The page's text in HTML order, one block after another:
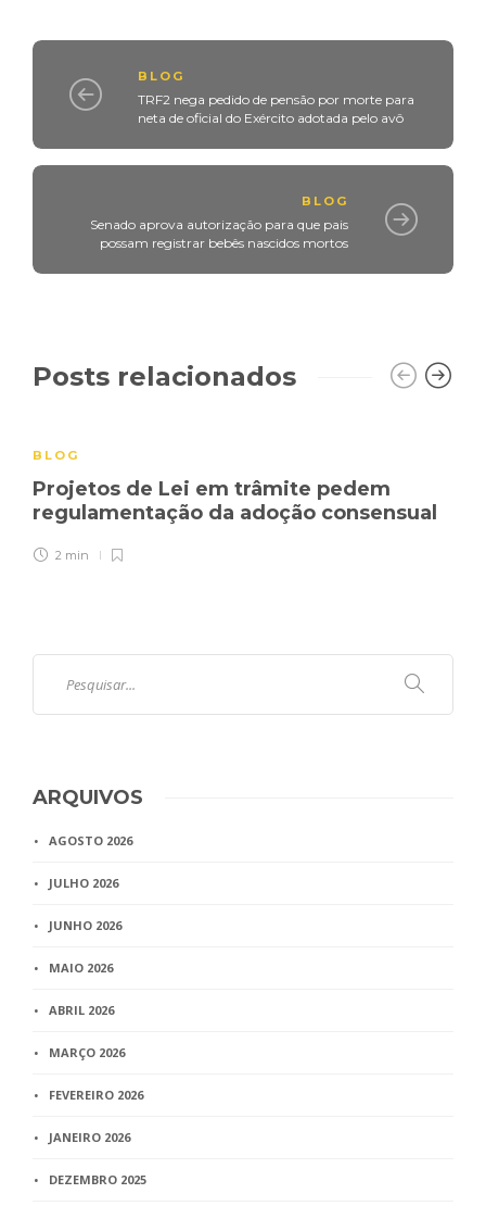
BLOG
TRF2 nega pedido de pensão por morte para
neta de oficial do Exército adotada pelo avô
BLOG
Senado aprova autorização para que pais
possam registrar bebês nascidos mortos
Posts relacionados
BLOG
Projetos de Lei em trâmite pedem
regulamentação da adoção consensual
2 min
ARQUIVOS
AGOSTO 2026
JULHO 2026
JUNHO 2026
MAIO 2026
ABRIL 2026
MARÇO 2026
FEVEREIRO 2026
JANEIRO 2026
DEZEMBRO 2025